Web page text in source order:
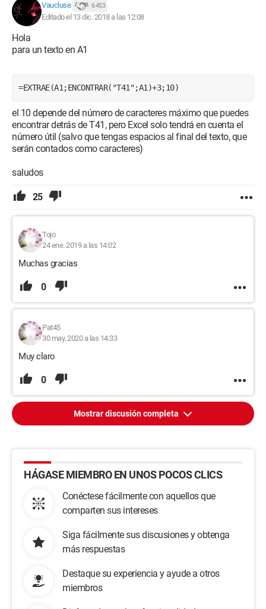
Vaucluse 6 453
Editado el 13 dic. 2018 a las 12:08
Hola
para un texto en A1
=EXTRAE(A1;ENCONTRAR("T41";A1)+3;10)
el 10 depende del número de caracteres máximo que puedes
encontrar detrás de T41, pero Excel solo tendrá en cuenta el
número útil (salvo que tengas espacios al final del texto, que
serán contados como caracteres)
saludos
25
Tojo
24 ene. 2019 a las 14:02
Muchas gracias
0
Pat45
30 may. 2020 a las 14:33
Muy claro
0
Mostrar discusión completa
HÁGASE MIEMBRO EN UNOS POCOS CLICS
Conéctese fácilmente con aquellos que
comparten sus intereses
Siga fácilmente sus discusiones y obtenga
más respuestas
Destaque su experiencia y ayude a otros
miembros